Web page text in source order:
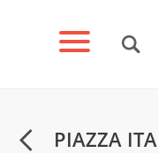
PIAZZA